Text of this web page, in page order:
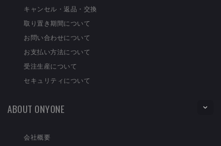
キャンセル・返品・交換
取り置き期間について
お問い合わせについて
お支払い方法について
受注生産について
セキュリティについて
ABOUT ONYONE
会社概要